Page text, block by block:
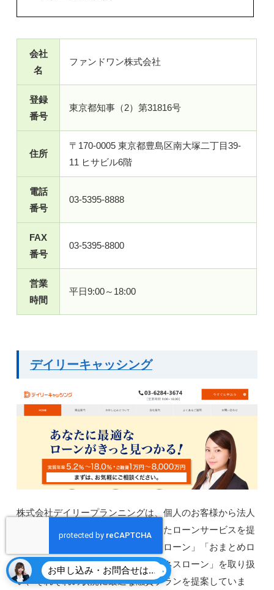
会社
名
ファンドワン株式会社
登録
番号
東京都知事（2）第31816号
住所
〒170-0005 東京都豊島区南大塚二丁目39-
11 ヒサビル6階
電話
番号
03-5395-8888
FAX
番号
03-5395-8800
営業
時間
平日9:00～18:00
デイリーキャッシング
株式会社デイリープランニングは、個人のお客様から法人
のお客様まで幅広いニーズに対応したローンサービスを提
供している企業です。主に「フリーローン」「おまとめロ
ーン」「不動産担保ローン」「ビジネスローン」を取り扱
い、それぞれの状況に最適な融資プランを提案していま
お申し込み・お問合せはこちら